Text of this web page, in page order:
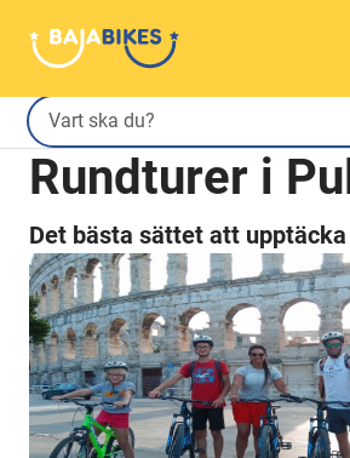
Rundturer i
Det bästa sättet att upptäcka